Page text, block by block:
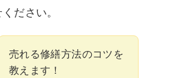
ださい。
売れる修繕方法のコツを
教えます！